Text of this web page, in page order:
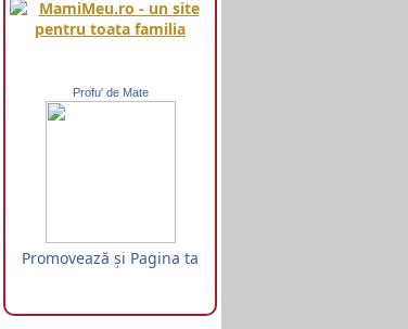
Profu' de Mate
Promovează şi Pagina ta